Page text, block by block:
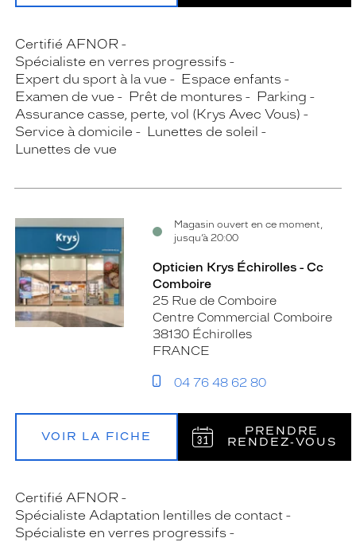
Certifié AFNOR
Spécialiste en verres progressifs
Expert du sport à la vue
Espace enfants
Examen de vue
Prêt de montures
Parking
Assurance casse, perte, vol (Krys Avec Vous)
Service à domicile
Lunettes de soleil
Lunettes de vue
Magasin ouvert en ce moment,
jusqu’à 20:00
Opticien Krys Échirolles - Cc
Comboire
25 Rue de Comboire
Centre Commercial Comboire
38130 Échirolles
FRANCE
04 76 48 62 80
VOIR LA FICHE
PRENDRE
RENDEZ‑VOUS
Certifié AFNOR
Spécialiste Adaptation lentilles de contact
Spécialiste en verres progressifs